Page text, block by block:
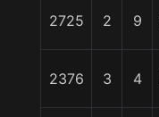
2725 2 9
2376 3 4